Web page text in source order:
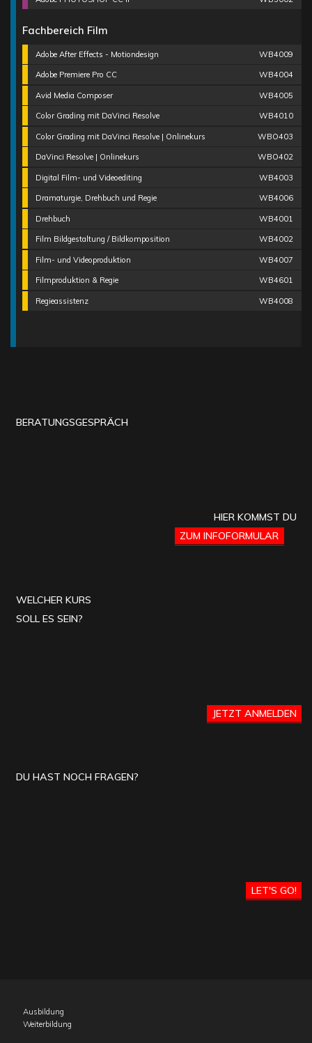
Fachbereich Film
Adobe After Effects - Motiondesign WB4009
Adobe Premiere Pro CC WB4004
Avid Media Composer WB4005
Color Grading mit DaVinci Resolve WB4010
Color Grading mit DaVinci Resolve | Onlinekurs WBO403
DaVinci Resolve | Onlinekurs WBO402
Digital Film- und Videoediting WB4003
Dramaturgie, Drehbuch und Regie WB4006
Drehbuch WB4001
Film Bildgestaltung / Bildkomposition WB4002
Film- und Videoproduktion WB4007
Filmproduktion & Regie WB4601
Regieassistenz WB4008
BERATUNGSGESPRÄCH
HIER KOMMST DU
ZUM INFOFORMULAR
WELCHER KURS
SOLL ES SEIN?
JETZT ANMELDEN
DU HAST NOCH FRAGEN?
LET'S GO!
Ausbildung
Weiterbildung